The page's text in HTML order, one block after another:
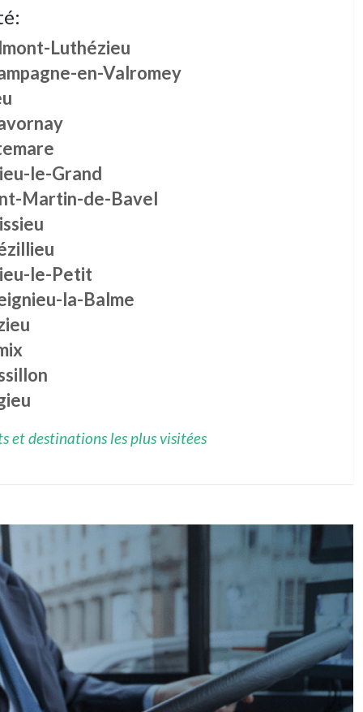
Luthézieu
en-Valromey
le-Grand
Martin-de-Bavel
le-Petit
la-Balme
et destinations les plus visitées